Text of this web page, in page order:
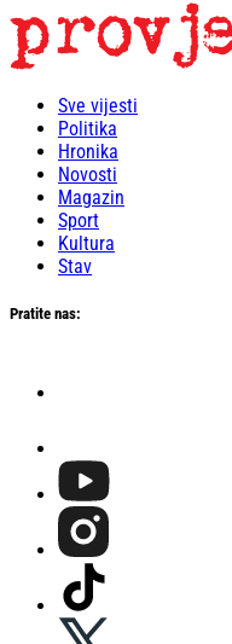
Sve vijesti
Politika
Hronika
Novosti
Magazin
Sport
Kultura
Stav
Pratite nas: